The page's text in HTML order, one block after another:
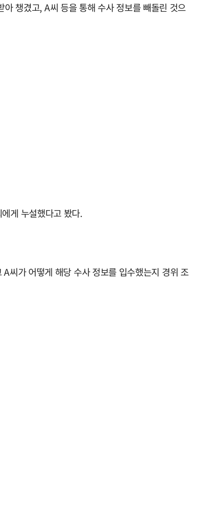
챙겼고, A씨 등을 통해 수사 정보를 빼돌린 것으
게 누설했다고 봤다.
씨가 어떻게 해당 수사 정보를 입수했는지 경위 조